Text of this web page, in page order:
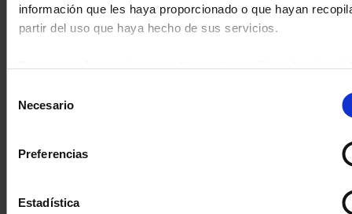
información que les haya proporcionado o que hayan
partir del uso que haya hecho de sus servicios.
Necesario
Preferencias
Estadística
BUSCAR EN EL ESPACIO DE DESCARGA